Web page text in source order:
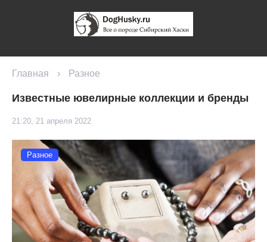
Главная › Разное
Известные ювелирные коллекции и бренды
21:20, 21 апреля 2022
Разное